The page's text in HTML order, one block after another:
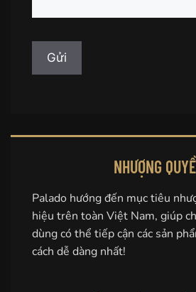
NHƯỢNG
Palado hướng đến mục tiêu
hiệu trên toàn Việt Nam, giúp
dùng có thể tiếp cận các sản
cách dễ dàng nhất!